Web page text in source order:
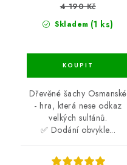
Skladem (1 ks)
4 190 Kč
Dřevěné šachy Osmanské
- hra, která nese odkaz
velkých sultánů.
✅ Dodání obvykle...